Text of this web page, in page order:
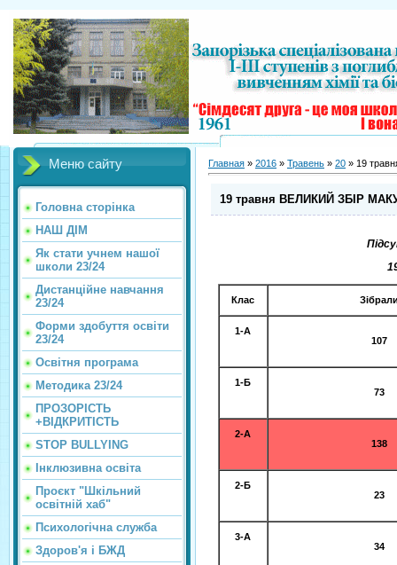
Меню сайту
Головна сторінка
НАШ ДІМ
Як стати учнем нашої
школи 23/24
Дистанційне навчання
23/24
Форми здобуття освіти
23/24
Освітня програма
Методика 23/24
ПРОЗОРІСТЬ
+ВІДКРИТІСТЬ
STOP BULLYING
Інклюзивна освіта
Проєкт "Шкільний
освітній хаб"
Психологічна служба
Здоров'я і БЖД
Главная » 2016 » Травень » 20 » 19
19 травня ВЕЛИКИЙ ЗБІР
1
Клас
1-А
107
1-Б
73
2-А
138
2-Б
23
3-А
34